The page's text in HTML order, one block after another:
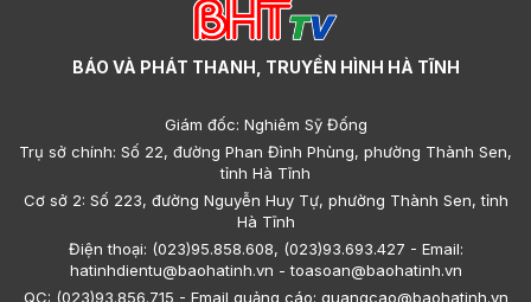
BÁO VÀ PHÁT THANH, TRUYỀN HÌNH HÀ TĨNH
Giám đốc: Nghiêm Sỹ Đống
Trụ sở chính: Số 22, đường Phan Đình Phùng, phường Thành Sen,
tỉnh Hà Tĩnh
Cơ sở 2: Số 223, đường Nguyễn Huy Tự, phường Thành Sen, tỉnh
Hà Tĩnh
Điện thoại: (023)95.858.608, (023)93.693.427 - Email:
hatinhdientu@baohatinh.vn - toasoan@baohatinh.vn
QC: (023)93.856.715 - Email quảng cáo: quangcao@baohatinh.vn